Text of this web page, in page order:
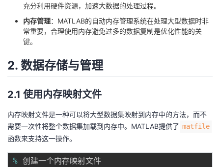
者
堂
我
的
我
Programs
支
的
技
我
的
充分利用硬件资源，加速大数据的处理过程。
内存管理：MATLAB的自动内存管理系统在处理大型数据时非
常重要，合理使用内存避免过多的数据复制是优化性能的关
键。
2. 数据存储与管理
2.1 使用内存映射文件
内存映射文件是一种可以将大型数据集映射到内存中的方法，而不
需要一次性将整个数据集加载到内存中。MATLAB提供了 matfile
函数来支持这一操作。
% 创建一个内存映射文件